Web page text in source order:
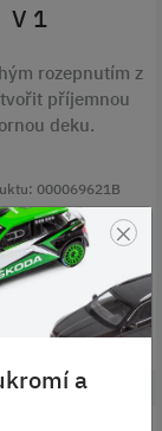
V 1
rozepnutím z
příjemnou
deku.
000069621B
KČ
KOŠÍKU
×
a